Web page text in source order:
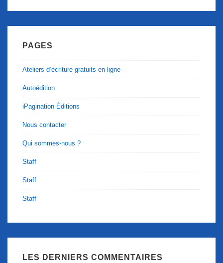
PAGES
Ateliers d’écriture gratuits en ligne
Autoédition
iPagination Éditions
Nous contacter
Qui sommes-nous ?
Staff
Staff
Staff
LES DERNIERS COMMENTAIRES